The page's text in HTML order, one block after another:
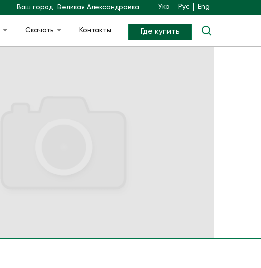
Ваш город Великая Александровка Укр Рус Eng
Скачать Контакты Где купить